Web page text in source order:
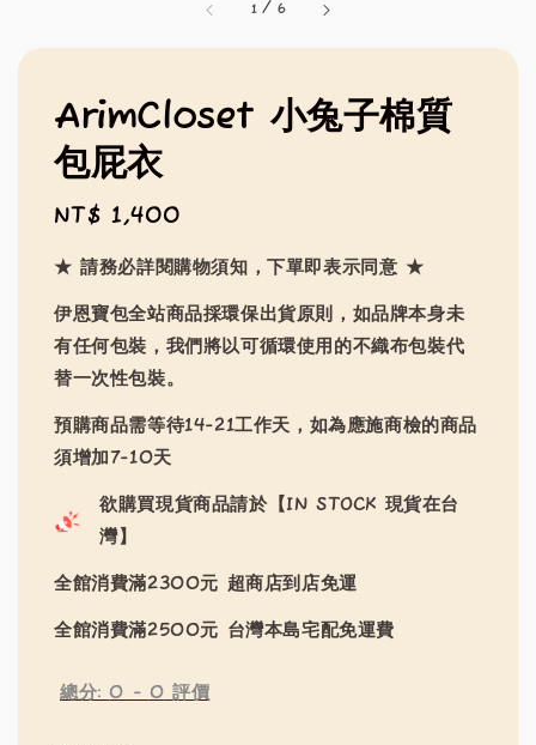
1 / 6
ArimCloset 小兔子棉質
包屁衣
Regular
NT$ 1,400
★ 請務必詳閱購物須知，下單即表示同意 ★
伊恩寶包全站商品採環保出貨原則，如品牌本身未
有任何包裝，我們將以可循環使用的不織布包裝代
替一次性包裝。
預購商品需等待14-21工作天，如為應施商檢的商品
須增加7-10天
欲購買現貨商品請於【IN STOCK 現貨在台
灣】
全館消費滿2300元 超商店到店免運
全館消費滿2500元 台灣本島宅配免運費
總分: 0 - 0 評價